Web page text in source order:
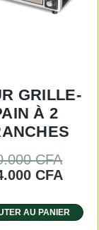
GRILLE-
À 2
CFA
CFA
AU PANIER